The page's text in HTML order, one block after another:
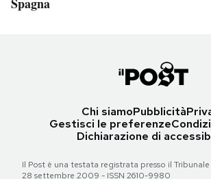
Spagna
Chi siamoPubblicità
Gestisci le preferenze
Dichiarazione di
Il Post è una testata registrata presso il
28 settembre 2009 - ISSN 2610-9980